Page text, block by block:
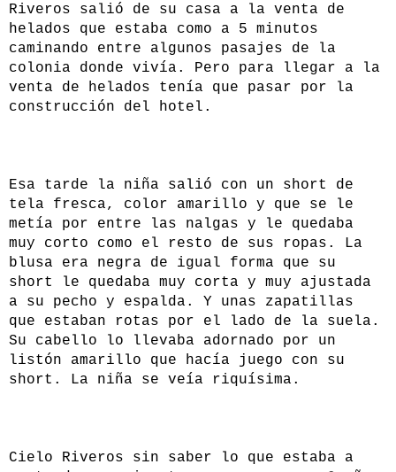
Riveros salió de su casa a la venta de
helados que estaba como a 5 minutos
caminando entre algunos pasajes de la
colonia donde vivía. Pero para llegar a la
venta de helados tenía que pasar por la
construcción del hotel.
Esa tarde la niña salió con un short de
tela fresca, color amarillo y que se le
metía por entre las nalgas y le quedaba
muy corto como el resto de sus ropas. La
blusa era negra de igual forma que su
short le quedaba muy corta y muy ajustada
a su pecho y espalda. Y unas zapatillas
que estaban rotas por el lado de la suela.
Su cabello lo llevaba adornado por un
listón amarillo que hacía juego con su
short. La niña se veía riquísima.
Cielo Riveros sin saber lo que estaba a